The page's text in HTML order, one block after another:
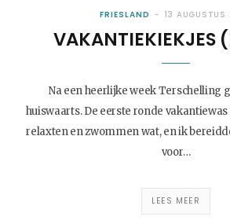
FRIESLAND 13 AUGUSTUS
VAKANTIEKIEKJES
Na een heerlijke week Terschelling
huiswaarts. De eerste ronde
relaxten en zwommen wat, en ik
voor…
LEES MEER